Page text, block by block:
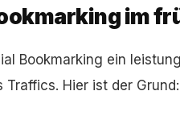
im
Bookmarking ein
Hier ist der Grund: